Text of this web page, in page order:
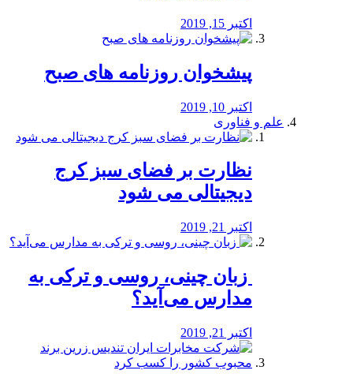
اکتبر 15, 2019
پیشخوان روزنامه های صبح
اکتبر 10, 2019
علم و فناوری
نظارت بر فضای سبز کرج
دیجیتالی می شود
اکتبر 21, 2019
️ زبان چینی، روسی و ترکی به
مدارس می‌آید؟
اکتبر 21, 2019